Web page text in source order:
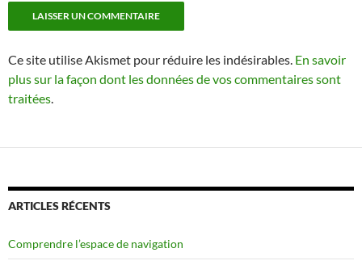
Ce site utilise Akismet pour réduire les indésirables. En savoir
plus sur la façon dont les données de vos commentaires sont
traitées.
ARTICLES RÉCENTS
Comprendre l’espace de navigation